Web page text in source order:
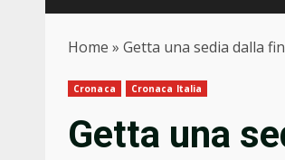
Home » Getta una sedia dalla
Cronaca Cronaca Italia
Getta una